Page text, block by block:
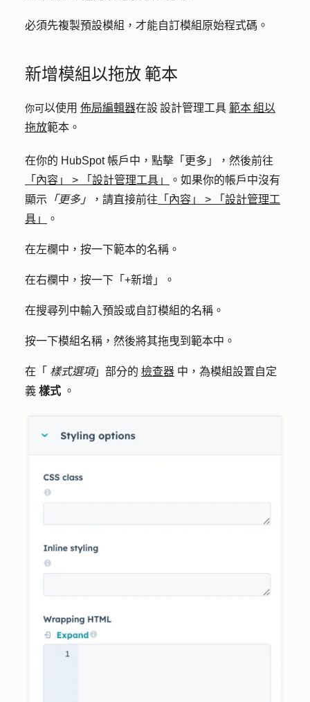
必須先複製預設模組，才能自訂模組原始程式碼。
新增模組以拖放 範本
你可以使用 佈局編輯器在設 設計管理工具 範本 組以
拖放範本。
在你的 HubSpot 帳戶中，點擊 「更多」
，然後前往
「內容」
> 「設計管理工具」
。如果你的帳戶中沒有
顯示 「更多」 ，請直接前往 「內容」 >
「設計管理工
具」
。
在左欄中，按一下範本的名稱 。
在右欄中，按一下「 +新增 」。
在搜尋列中輸入預設或自訂模組的名稱 。
按一下模組名稱 ，然後將其拖曳到範本中。
在「 樣式選項」部分的 檢查器 中，為模組設置自定
義 樣式 。